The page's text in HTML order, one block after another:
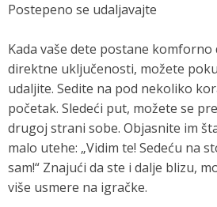
Postepeno se udaljavajte
Kada vaše dete postane komforno
direktne uključenosti, možete
udaljite. Sedite na pod nekoliko
početak. Sledeći put, možete se
drugoj strani sobe. Objasnite im
malo utehe: „Vidim te! Sedeću na
sam!“ Znajući da ste i dalje blizu,
više usmere na igračke.